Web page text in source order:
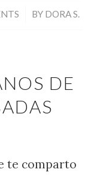
BY DORA S.
DE
te comparto